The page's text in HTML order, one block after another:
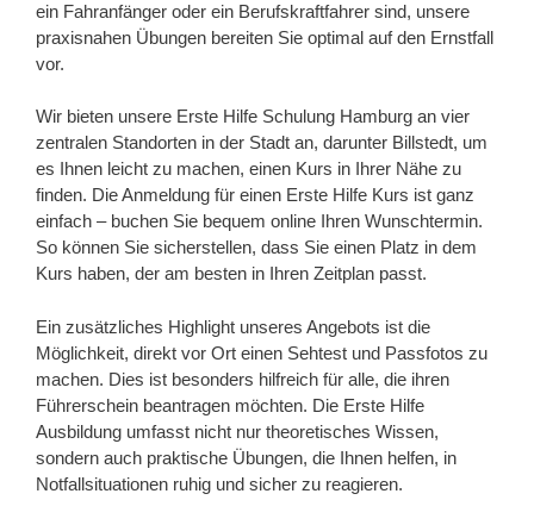
ein Fahranfänger oder ein Berufskraftfahrer sind, unsere
praxisnahen Übungen bereiten Sie optimal auf den Ernstfall
vor.
Wir bieten unsere Erste Hilfe Schulung Hamburg an vier
zentralen Standorten in der Stadt an, darunter Billstedt, um
es Ihnen leicht zu machen, einen Kurs in Ihrer Nähe zu
finden. Die Anmeldung für einen Erste Hilfe Kurs ist ganz
einfach – buchen Sie bequem online Ihren Wunschtermin.
So können Sie sicherstellen, dass Sie einen Platz in dem
Kurs haben, der am besten in Ihren Zeitplan passt.
Ein zusätzliches Highlight unseres Angebots ist die
Möglichkeit, direkt vor Ort einen Sehtest und Passfotos zu
machen. Dies ist besonders hilfreich für alle, die ihren
Führerschein beantragen möchten. Die Erste Hilfe
Ausbildung umfasst nicht nur theoretisches Wissen,
sondern auch praktische Übungen, die Ihnen helfen, in
Notfallsituationen ruhig und sicher zu reagieren.